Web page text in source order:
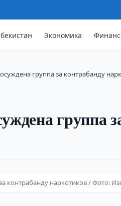
Экономика
группа за контрабанду
группа
контрабанду наркотиков / Фото: